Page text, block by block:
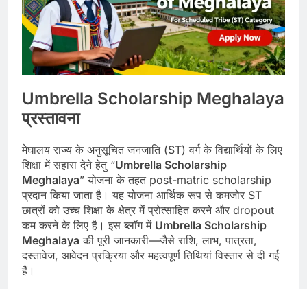
Umbrella Scholarship Meghalaya
प्रस्तावना
मेघालय राज्य के अनुसूचित जनजाति (ST) वर्ग के विद्यार्थियों के लिए
शिक्षा में सहारा देने हेतु “Umbrella Scholarship
Meghalaya” योजना के तहत post-matric scholarship
प्रदान किया जाता है। यह योजना आर्थिक रूप से कमजोर ST
छात्रों को उच्च शिक्षा के क्षेत्र में प्रोत्साहित करने और dropout
कम करने के लिए है। इस ब्लॉग में Umbrella Scholarship
Meghalaya की पूरी जानकारी—जैसे राशि, लाभ, पात्रता,
दस्तावेज, आवेदन प्रक्रिया और महत्वपूर्ण तिथियां विस्तार से दी गई
हैं।